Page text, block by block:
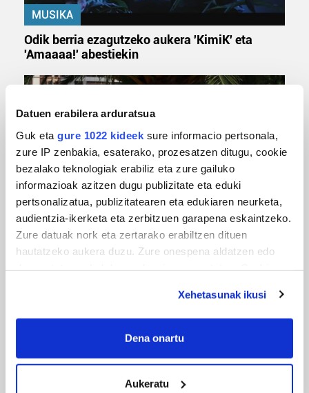
Datuen erabilera arduratsua
Guk eta gure 1022 kideek sure informacio pertsonala,
zure IP zenbakia, esaterako, prozesatzen ditugu, cookie
bezalako teknologiak erabiliz eta zure gailuko
informazioak azitzen dugu publizitate eta eduki
pertsonalizatua, publizitatearen eta edukiaren neurketa,
audientzia-ikerketa eta zerbitzuen garapena eskaintzeko.
Zure datuak nork eta zertarako erabiltzen dituen
hautatzeko aukera duzu. Zure onespena aldatzen edo
If you allow, we would also like to:
Collect information about your geographical
meters
Identify your device by actively scanning it for
Xehetasunak ikusi
Dena onartu
Aukeratu
MUSIKA
Odik berria ezagutzeko aukera 'KimiK' eta
'Amaaaa!' abestiekin
MUSA
Euxebio eta Ekaitz Zabala: Zumarragako mus
txapelketa irabazi duten aita-semeak